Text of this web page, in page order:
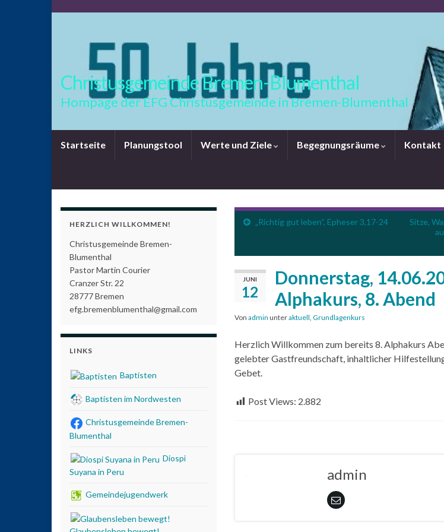
Christusgemeinde Bremen-Blumenthal
Hompage der EFG Christusgemeinde in Bremen-Blumenthal
Startseite Planungstool Werte und Ziele Begegnungsräume Kontakt
„Richtig gut leben“, Epheser 3,17-24
Sitze,
JUNI
12
Donnerstag,
Alphakurs, 8. Abend
Von admin unteraktuell, Grundlagenkurs
Herzlich Willkommen zum bereits 8. Alphakurs
gelebter Gastfreundschaft, inhaltlicher
Gebet.
Post Views: 2.882
admin
HERZLICH WILLKOMMEN!
Christusgemeinde Bremen-
Blumenthal
Pastor Martin Courier
Cranzer Str. 22
28777 Bremen
efg.bremenblumenthal@gmail.com
LINKS
Baptisten
Baptisten im Nordwesten
Christusgemeinde Bremen-
Blumenthal
Diospi
Suyana in Peru
Gemeindejugendwerk